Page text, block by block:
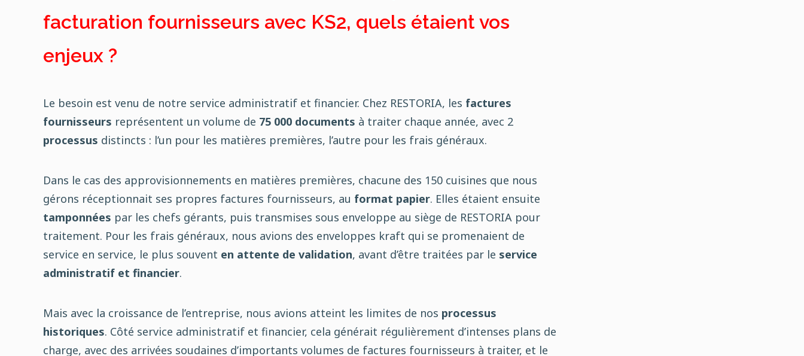
facturation fournisseurs avec KS2, quels étaient vos
enjeux ?
Le besoin est venu de notre service administratif et financier. Chez RESTORIA, les factures
fournisseurs représentent un volume de 75 000 documents à traiter chaque année, avec 2
processus distincts : l’un pour les matières premières, l’autre pour les frais généraux.
Dans le cas des approvisionnements en matières premières, chacune des 150 cuisines que nous
gérons réceptionnait ses propres factures fournisseurs, au format papier. Elles étaient ensuite
tamponnées par les chefs gérants, puis transmises sous enveloppe au siège de RESTORIA pour
traitement. Pour les frais généraux, nous avions des enveloppes kraft qui se promenaient de
service en service, le plus souvent en attente de validation, avant d’être traitées par le service
administratif et financier.
Mais avec la croissance de l’entreprise, nous avions atteint les limites de nos processus
historiques. Côté service administratif et financier, cela générait régulièrement d’intenses plans de
charge, avec des arrivées soudaines d’importants volumes de factures fournisseurs à traiter, et le